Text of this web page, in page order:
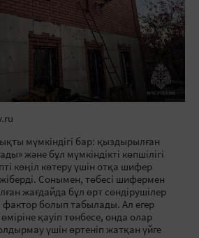
мүмкіндігі бар: қыздырылған
және бұл мүмкіндікті көпшілігі
көңіл көтеру үшін отқа шифер
Сонымен, төбесі шифермен
жағдайда бұл өрт сөндірушілер
фактор болып табылады. Ал егер
қауіп төнбесе, онда олар
үшін өртеніп жатқан үйге